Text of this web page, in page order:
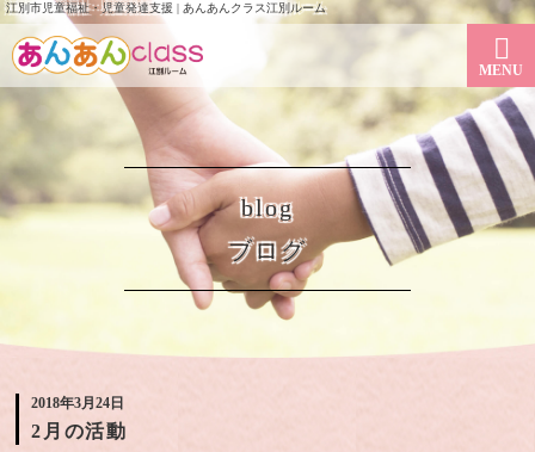
江別市児童福祉・児童発達支援 | あんあんクラス江別ルーム
blog
ブログ
MENU
2018年3月24日
2月の活動